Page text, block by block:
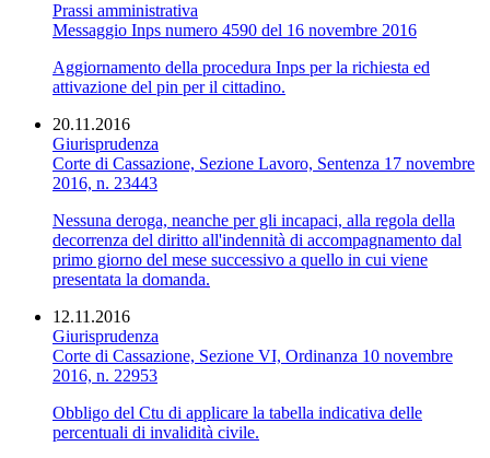
Prassi amministrativa
Messaggio Inps numero 4590 del 16 novembre 2016
Aggiornamento della procedura Inps per la richiesta ed
attivazione del pin per il cittadino.
20.11.2016
Giurisprudenza
Corte di Cassazione, Sezione Lavoro, Sentenza 17 novembre
2016, n. 23443
Nessuna deroga, neanche per gli incapaci, alla regola della
decorrenza del diritto all'indennità di accompagnamento dal
primo giorno del mese successivo a quello in cui viene
presentata la domanda.
12.11.2016
Giurisprudenza
Corte di Cassazione, Sezione VI, Ordinanza 10 novembre
2016, n. 22953
Obbligo del Ctu di applicare la tabella indicativa delle
percentuali di invalidità civile.